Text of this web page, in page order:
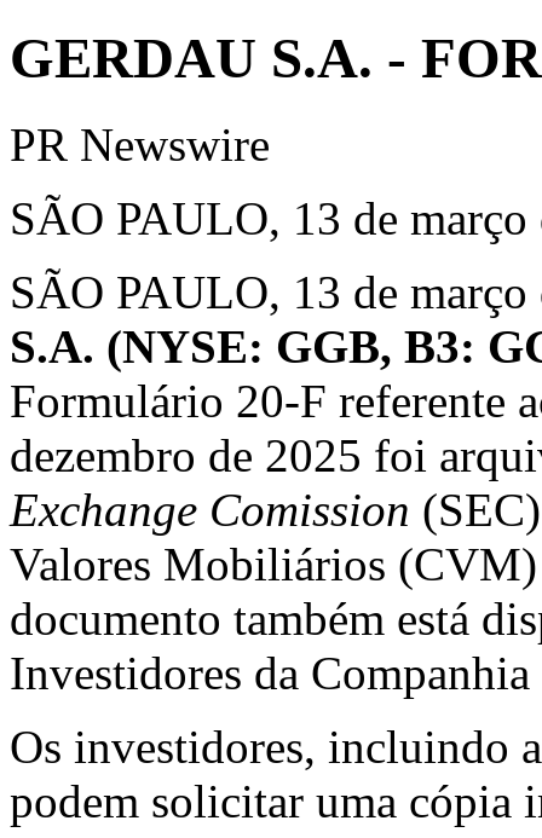
GERDAU S.A. -
PR Newswire
SÃO PAULO, 13 de março
SÃO PAULO, 13 de
S.A. (NYSE: GGB, B3:
Formulário 20-F referente
dezembro de 2025 foi
Exchange Comission
Valores Mobiliários
documento também está
Investidores da Companhia
Os investidores, incluindo
podem solicitar uma cópia